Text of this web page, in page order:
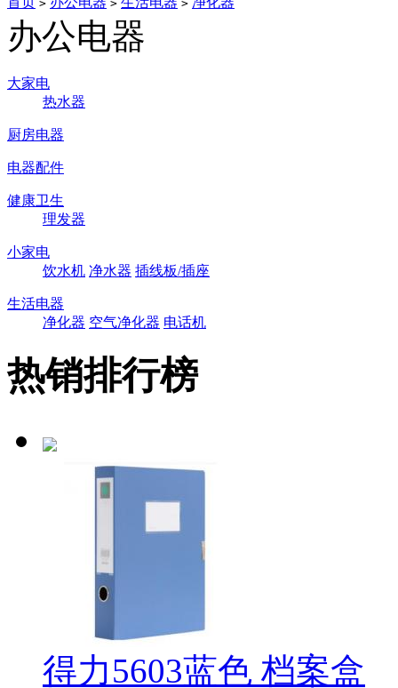
> > >
办公电器
大家电
热水器
厨房电器
电器配件
健康卫生
理发器
小家电
饮水机 净水器 插线板/插座
生活电器
净化器 空气净化器 电话机
热销排行榜
得力5603蓝色 档案盒